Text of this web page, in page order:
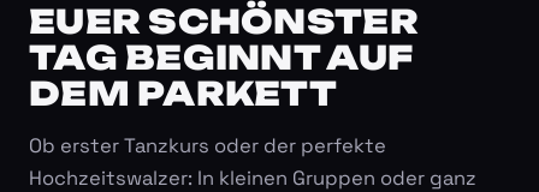
EUER SCHÖNSTER
TAG BEGINNT AUF
DEM PARKETT
Ob erster Tanzkurs oder der perfekte
Hochzeitswalzer: In kleinen Gruppen oder ganz